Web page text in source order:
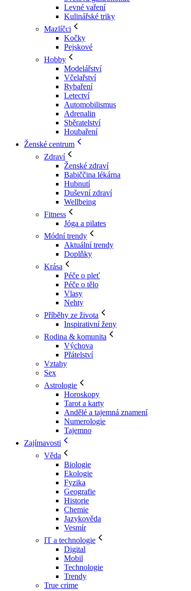
Levné vaření
Kulinářské triky
Mazlíčci
Kočky
Pejskové
Hobby
Modelářství
Včelařství
Rybaření
Letectví
Automobilismus
Adrenalin
Sběratelství
Houbaření
Ženské centrum
Zdraví
Ženské zdraví
Babiččina lékárna
Hubnutí
Duševní zdraví
Wellbeing
Fitness
Jóga a pilates
Módní trendy
Aktuální trendy
Doplňky
Krása
Péče o pleť
Péče o tělo
Vlasy
Nehty
Příběhy ze života
Inspirativní ženy
Rodina & komunita
Výchova
Přátelství
Vztahy
Sex
Astrologie
Horoskopy
Tarot a karty
Andělé a tajemná znamení
Numerologie
Tajemno
Zajímavosti
Věda
Biologie
Ekologie
Fyzika
Geografie
Historie
Chemie
Jazykověda
Vesmír
IT a technologie
Digital
Mobil
Technologie
Trendy
True crime